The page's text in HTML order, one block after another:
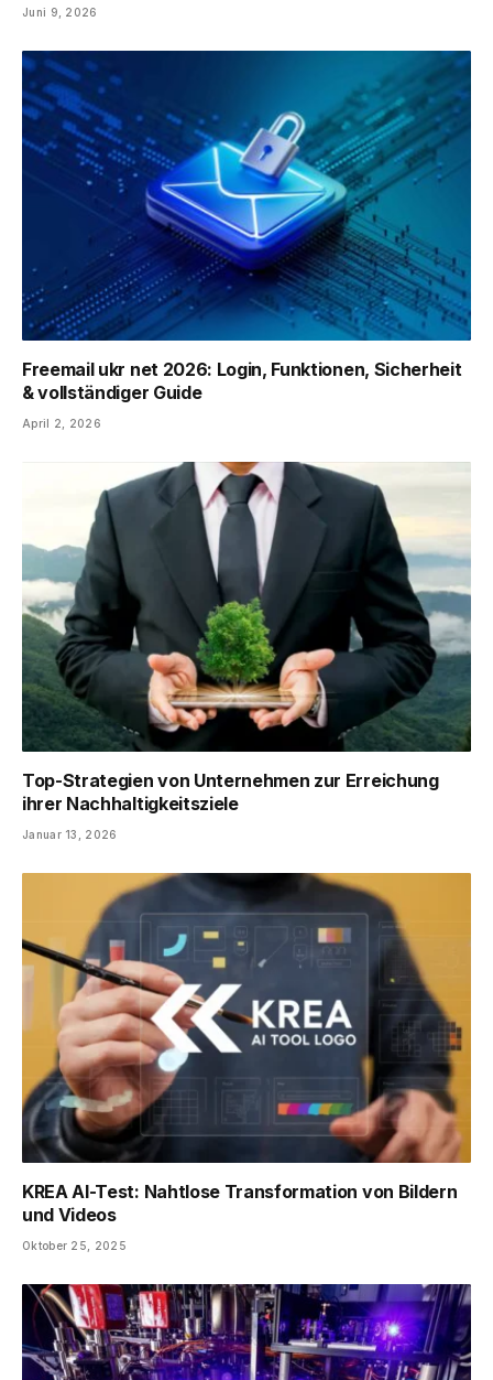
Juni 9, 2026
Freemail ukr net 2026: Login, Funktionen, Sicherheit
& vollständiger Guide
April 2, 2026
Top-Strategien von Unternehmen zur Erreichung
ihrer Nachhaltigkeitsziele
Januar 13, 2026
KREA AI-Test: Nahtlose Transformation von Bildern
und Videos
Oktober 25, 2025